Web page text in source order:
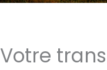
Votre